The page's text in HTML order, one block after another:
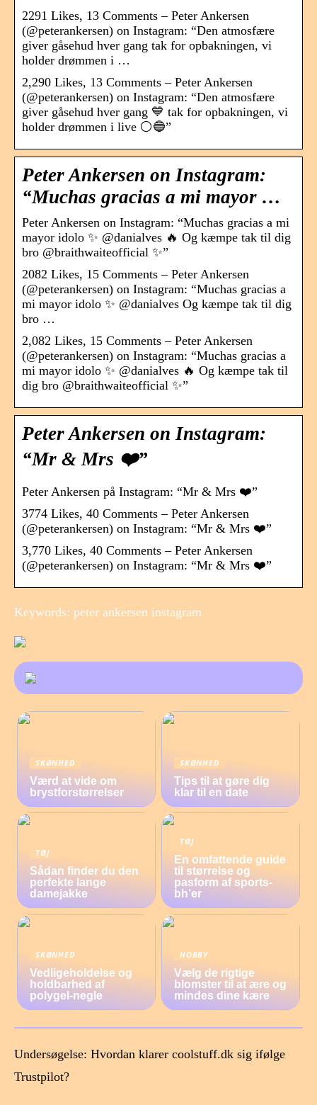
2291 Likes, 13 Comments – Peter Ankersen
(@peterankersen) on Instagram: “Den atmosfære
giver gåsehud hver gang tak for opbakningen, vi
holder drømmen i …
2,290 Likes, 13 Comments – Peter Ankersen
(@peterankersen) on Instagram: “Den atmosfære
giver gåsehud hver gang 💙 tak for opbakningen, vi
holder drømmen i live ⚪️🔵”
Peter Ankersen on Instagram:
“Muchas gracias a mi mayor …
Peter Ankersen on Instagram: “Muchas gracias a mi
mayor idolo ✨ @danialves 🔥 Og kæmpe tak til dig
bro @braithwaiteofficial ✨”
2082 Likes, 15 Comments – Peter Ankersen
(@peterankersen) on Instagram: “Muchas gracias a
mi mayor idolo ✨ @danialves Og kæmpe tak til dig
bro …
2,082 Likes, 15 Comments – Peter Ankersen
(@peterankersen) on Instagram: “Muchas gracias a
mi mayor idolo ✨ @danialves 🔥 Og kæmpe tak til
dig bro @braithwaiteofficial ✨”
Peter Ankersen on Instagram:
“Mr & Mrs ❤️”
Peter Ankersen på Instagram: “Mr & Mrs ❤️”
3774 Likes, 40 Comments – Peter Ankersen
(@peterankersen) on Instagram: “Mr & Mrs ❤️”
3,770 Likes, 40 Comments – Peter Ankersen
(@peterankersen) on Instagram: “Mr & Mrs ❤️”
Keywords: peter ankersen instagram
SKØNHED
Værd at vide om
brystforstørrelser
SKØNHED
Tips til at gøre dig
klar til en date
TØJ
Sådan finder du den
perfekte lange
damejakke
TØJ
En omfattende guide
til størrelse og
pasform af sports-
bh’er
SKØNHED
Vedligeholdelse og
holdbarhed af
polygel-negle
HOBBY
Vælg de rigtige
blomster til at ære og
mindes dine kære
Undersøgelse: Hvordan klarer coolstuff.dk sig ifølge
Trustpilot?